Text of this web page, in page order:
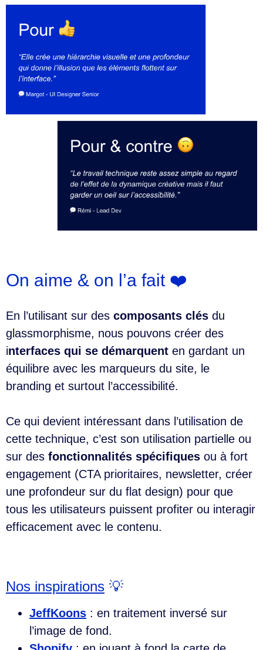
On aime & on l’a fait ❤️
En l’utilisant sur des composants clés du
glassmorphisme, nous pouvons créer des
interfaces qui se démarquent en gardant un
équilibre avec les marqueurs du site, le
branding et surtout l’accessibilité.
Ce qui devient intéressant dans l’utilisation de
cette technique, c’est son utilisation partielle ou
sur des fonctionnalités spécifiques ou à fort
engagement (CTA prioritaires, newsletter, créer
une profondeur sur du flat design) pour que
tous les utilisateurs puissent profiter ou interagir
efficacement avec le contenu.
Nos inspirations 💡
JeffKoons : en traitement inversé sur
l’image de fond.